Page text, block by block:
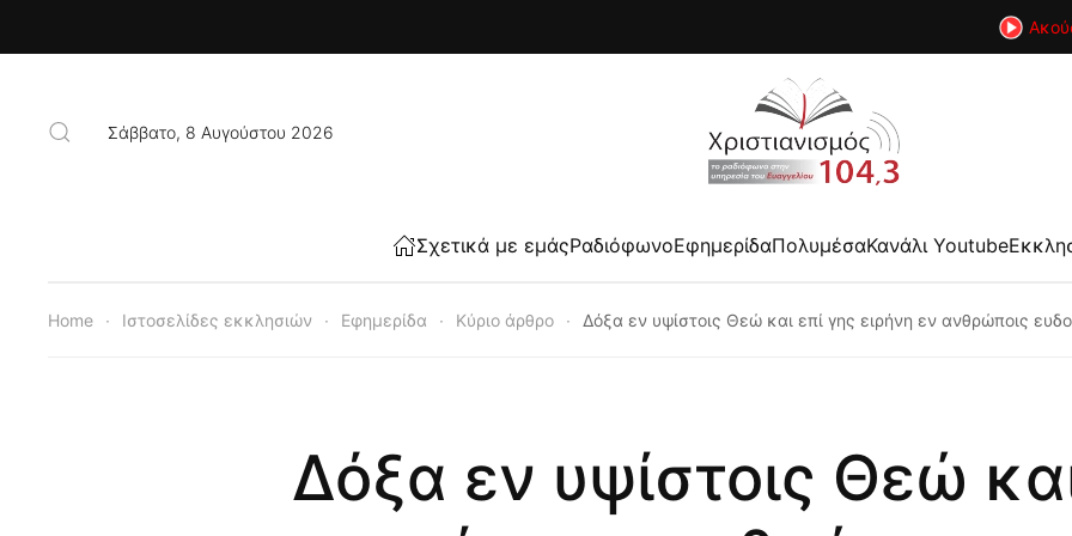
Σάββατο, 8 Αυγούστου 2026
Σχετικά με εμάςΡαδιόφωνοΕφημερίδαΠολυμέσαΚανάλι Youtube
Home Ιστοσελίδες εκκλησιών Εφημερίδα Κύριο άρθρο Δόξα εν υψίστοις Θεώ και επί γης ειρήνη εν ανθρώποις
Δόξα εν υψίστοις Θεώ